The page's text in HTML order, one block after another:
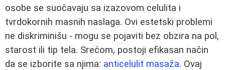
osobe se suočavaju sa izazovom celulita i
tvrdokornih masnih naslaga. Ovi estetski problemi
ne diskriminišu - mogu se pojaviti bez obzira na pol,
starost ili tip tela. Srećom, postoji efikasan način
da se izborite sa njima: anticelulit masaža. Ovaj